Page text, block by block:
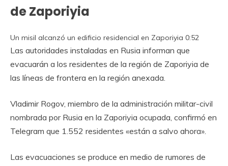
de Zaporiyia
Un misil alcanzó un edificio residencial en Zaporiyia 0:52
Las autoridades instaladas en Rusia informan que
evacuarán a los residentes de la región de Zaporiyia de
las líneas de frontera en la región anexada.
Vladimir Rogov, miembro de la administración militar-civil
nombrada por Rusia en la Zaporiyia ocupada, confirmó en
Telegram que 1.552 residentes «están a salvo ahora».
Las evacuaciones se produce en medio de rumores de